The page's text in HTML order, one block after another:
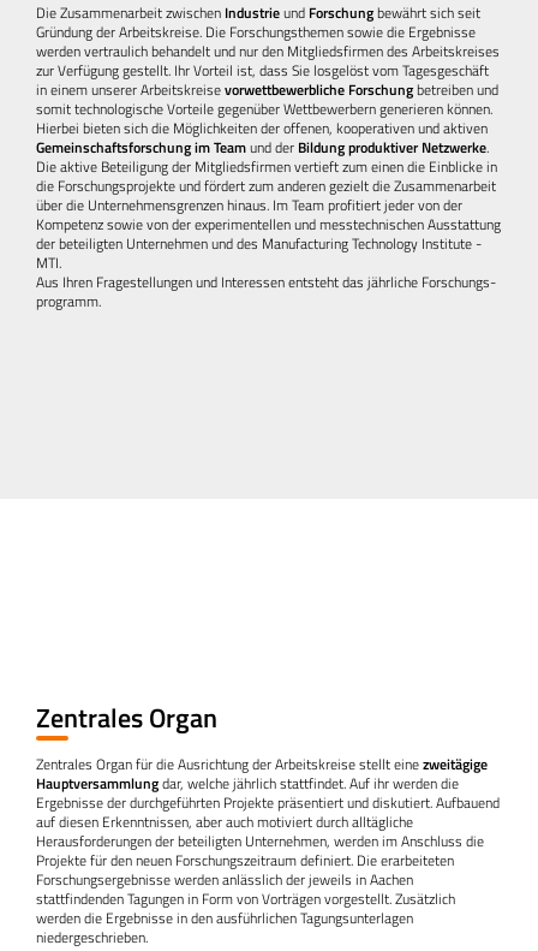
Die Zusammenarbeit zwischen Industrieund Forschungbewährt sich seit
Gründung der Arbeitskreise. Die Forschungsthemen sowie die Ergebnisse
werden vertraulich behandelt und nur den Mitgliedsfirmen des Arbeitskreises
zur Verfügung gestellt. Ihr Vorteil ist, dass Sie losgelöst vom Tagesgeschäft
in einem unserer Arbeitskreisevorwettbewerbliche Forschungbetreiben und
somit technologische Vorteile gegenüber Wettbewerbern generieren können.
Hierbei bieten sich die Möglichkeiten der offenen, kooperativen und aktiven
Gemeinschaftsforschung im Teamund der Bildung produktiver Netzwerke.
Die aktive Beteiligung der Mitgliedsfirmen vertieft zum einen die Einblicke in
die Forschungsprojekte und fördert zum anderen gezielt die Zusammenarbeit
über die Unternehmensgrenzen hinaus. Im Team profitiert jeder von der
Kompetenz sowie von der experimentellen und messtechnischen Ausstattung
der beteiligten Unternehmen und des Manufacturing Technology Institute -
MTI.
Aus Ihren Fragestellungen und Interessen entsteht das jährliche Forschungs­
programm.
Zentrales Organ
Zentrales Organ für die Ausrichtung der Arbeitskreise stellt einezweitägige
Hauptversammlungdar, welche jährlich stattfindet. Auf ihr werden die
Ergebnisse der durchgeführten Projekte präsentiert und diskutiert. Aufbauend
auf diesen Erkenntnissen, aber auch motiviert durch alltägliche
Herausforderungen der beteiligten Unternehmen, werden im Anschluss die
Projekte für den neuen Forschungszeitraum definiert. Die erarbeiteten
Forschungsergebnisse werden anlässlich der jeweils in Aachen
stattfindenden Tagungen in Form von Vorträgen vorgestellt. Zusätzlich
werden die Ergebnisse in den ausführlichen Tagungsunterlagen
niedergeschrieben.